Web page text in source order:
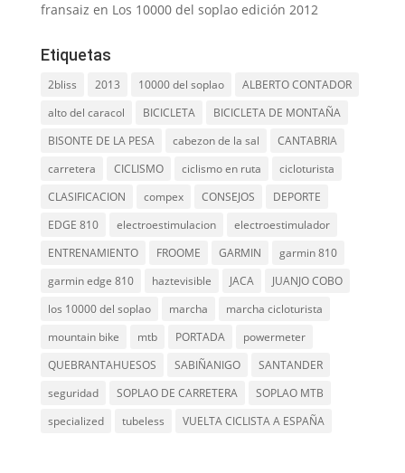
fransaiz en Los 10000 del soplao edición 2012
Etiquetas
2bliss 2013 10000 del soplao
ALBERTO CONTADOR
alto del caracol
BICICLETA
BICICLETA DE MONTAÑA
BISONTE DE LA PESA
cabezon de la sal
CANTABRIA
carretera
CICLISMO ciclismo en ruta
cicloturista
CLASIFICACION
compex CONSEJOS
DEPORTE
EDGE 810
electroestimulacion
electroestimulador
ENTRENAMIENTO
FROOME GARMIN
garmin 810
garmin edge 810
haztevisible JACA
JUANJO COBO
los 10000 del soplao
marcha
marcha cicloturista
mountain bike
mtb PORTADA
powermeter
QUEBRANTAHUESOS
SABIÑANIGO
SANTANDER
seguridad
SOPLAO DE CARRETERA
SOPLAO MTB
specialized
tubeless VUELTA CICLISTA A ESPAÑA